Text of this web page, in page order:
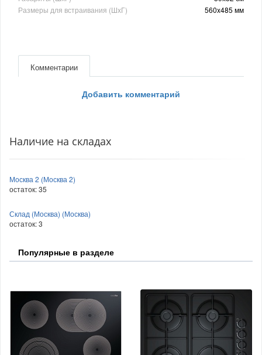
Размеры для встраивания (ШхГ)
560x485 мм
Комментарии
Добавить комментарий
Наличие на складах
Москва 2 (Москва 2)
остаток:35
Склад (Москва) (Москва)
остаток:3
Популярные в разделе